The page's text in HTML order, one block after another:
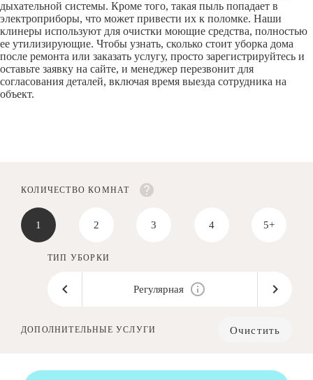
дыхательной системы. Кроме того, такая пыль попадает в
электроприборы, что может привести их к поломке. Наши
клинеры используют для очистки моющие средства, полностью
ее утилизирующие. Чтобы узнать, сколько стоит уборка дома
после ремонта или заказать услугу, просто зарегистрируйтесь и
оставьте заявку на сайте, и менеджер перезвонит для
согласования деталей, включая время выезда сотрудника на
объект.
КОЛИЧЕСТВО КОМНАТ
1 2 3 4 5+
ТИП УБОРКИ
Регулярная
ДОПОЛНИТЕЛЬНЫЕ УСЛУГИ Очистить